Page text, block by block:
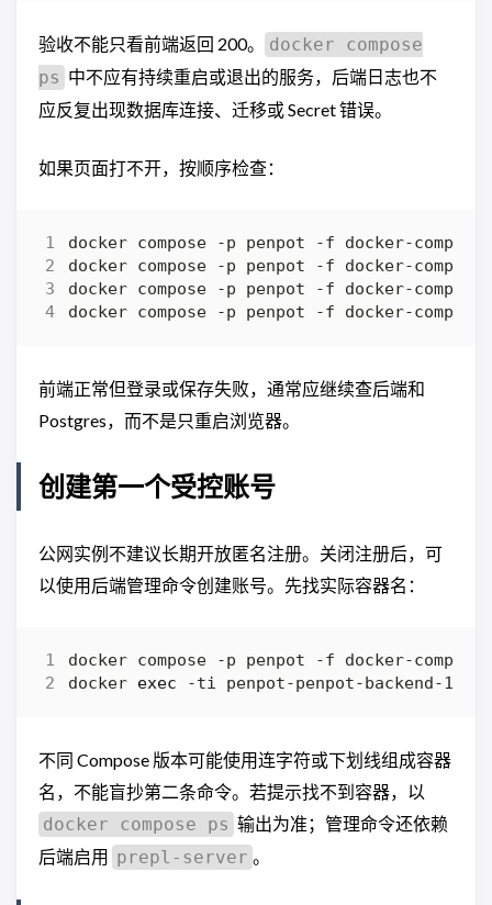
验收不能只看前端返回 200。
docker compose
ps 中不应有持续重启或退出的服务，后端日志也不
应反复出现数据库连接、迁移或 Secret 错误。
如果页面打不开，按顺序检查：
docker compose -p penpot -f docker-
docker compose -p penpot -f docker-
docker compose -p penpot -f docker-
前端正常但登录或保存失败，通常应继续查后端和
Postgres，而不是只重启浏览器。
创建第一个受控账号
公网实例不建议长期开放匿名注册。关闭注册后，可
以使用后端管理命令创建账号。先找实际容器名：
docker exec
不同 Compose 版本可能使用连字符或下划线组成容器
名，不能盲抄第二条命令。若提示找不到容器，以
docker compose ps 输出为准；管理命令还依赖
后端启用 prepl-server 。